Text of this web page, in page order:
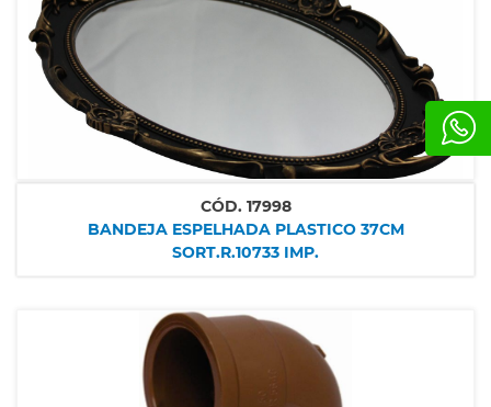
CÓD. 17998
BANDEJA ESPELHADA PLASTICO 37CM
SORT.R.10733 IMP.